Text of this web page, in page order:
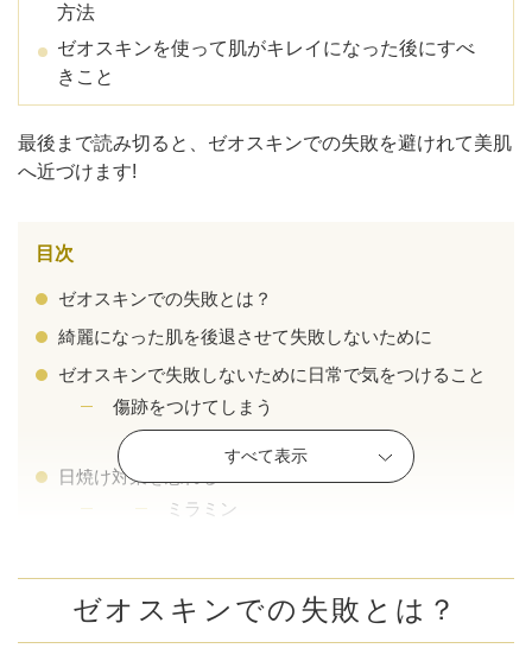
方法
ゼオスキンを使って肌がキレイになった後にすべ
きこと
最後まで読み切ると、ゼオスキンでの失敗を避けれて美肌
へ近づけます!
目次
ゼオスキンでの失敗とは？
綺麗になった肌を後退させて失敗しないために
ゼオスキンで失敗しないために日常で気をつけること
傷跡をつけてしまう
日焼け対策を忘れる
ミラミン
BSサンスクリーン(SPF50,PA++++)
すべて表示
ゼオスキンでの失敗とは？